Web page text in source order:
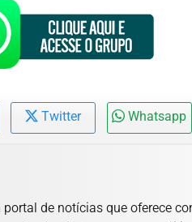
Twitter Whatsapp
portal de notícias que oferece